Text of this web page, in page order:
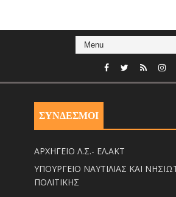
ΣΥΝΔΕΣΜΟΙ
ΑΡΧΗΓΕΙΟ Λ.Σ.- ΕΛ.ΑΚΤ
ΥΠΟΥΡΓΕΙΟ ΝΑΥΤΙΛΙΑΣ ΚΑΙ
ΠΟΛΙΤΙΚΗΣ